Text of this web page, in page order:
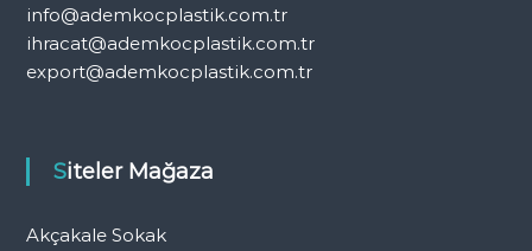
info@ademkocplastik.com.tr
ihracat@ademkocplastik.com.tr
export@ademkocplastik.com.tr
Siteler Mağaza
Akçakale Sokak